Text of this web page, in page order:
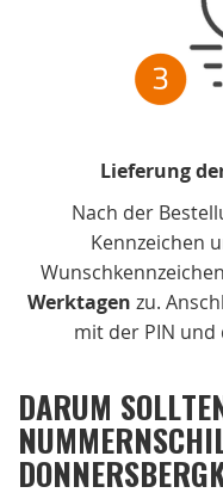
Lieferung
Nach der
Kennzeichen
Werktagen zu.
mit der PIN und
DARUM